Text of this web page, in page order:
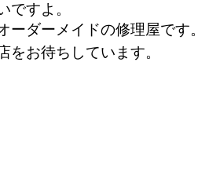
ですよ。
ダーメイドの修理屋です。
お待ちしています。